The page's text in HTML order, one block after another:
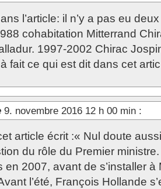
l’article: il n’y a pas eu
cohabitation Mitterrand
1997-2002 Chirac
fait ce qui est dit dans cet
9. novembre 2016 12 h 00 min :
article écrit :« Nul doute
du rôle du Premier
en 2007, avant de s’installer
l’été, François Hollande